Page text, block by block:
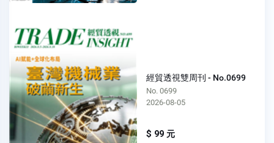
經貿透視雙周刊 - No.0699
No. 0699
2026-08-05
$ 99 元